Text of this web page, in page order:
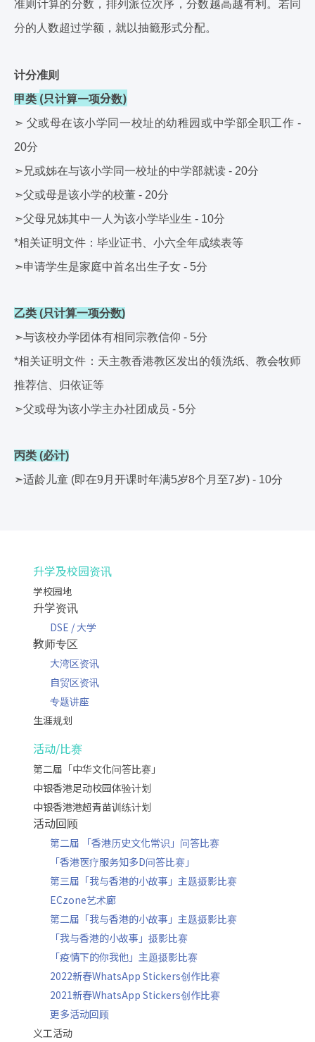
准则计算的分数，排列派位次序，分数越高越有利。若同
分的人数超过学额，就以抽籤形式分配。
计分准则
甲类 (只计算一项分数)
➣ 父或母在该小学同一校址的幼稚园或中学部全职工作 -
20分
➣兄或姊在与该小学同一校址的中学部就读 - 20分
➣父或母是该小学的校董 - 20分
➣父母兄姊其中一人为该小学毕业生 - 10分
*相关证明文件： 毕业证书、小六全年成续表等
➣申请学生是家庭中首名出生子女 - 5分
乙类 (只计算一项分数)
➣与该校办学团体有相同宗教信仰 - 5分
*相关证明文件： 天主教香港教区发出的领洗纸、教会牧师
推荐信、归依证等
➣父或母为该小学主办社团成员 - 5分
丙类 (必计)
➣适龄儿童 (即在9月开课时年满5岁8个月至7岁) - 10分
升学及校园资讯
学校园地
升学资讯
DSE / 大学
教师专区
大湾区资讯
自贸区资讯
专题讲座
生涯规划
活动/比赛
第二届「中华文化问答比赛」
中银香港足动校园体验计划
中银香港港超青苗训练计划
活动回顾
第二届 「香港历史文化常识」问答比赛
「香港医疗服务知多D问答比赛」
第三届「我与香港的小故事」主题摄影比赛
ECzone艺术廊
第二届「我与香港的小故事」主题摄影比赛
「我与香港的小故事」摄影比赛
「疫情下的你我他」主题摄影比赛
2022新春WhatsApp Stickers创作比赛
2021新春WhatsApp Stickers创作比赛
更多活动回顾
义工活动